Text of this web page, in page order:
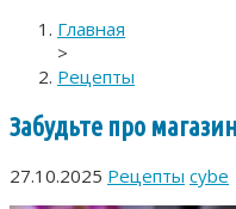
Главная
>
Рецепты
Забудьте про
27.10.2025 Рецепты cybe